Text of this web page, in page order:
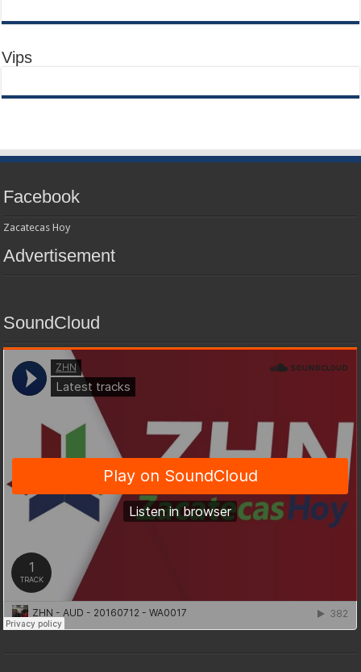
Vips
Facebook
Zacatecas Hoy
Advertisement
SoundCloud